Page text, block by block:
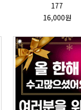
177
16,000원